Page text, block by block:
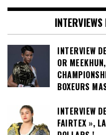
INTERVIEW
OR
BOXEURS
INTERVIEW
FAIRTEX »,